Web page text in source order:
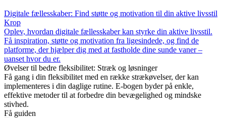
Digitale fællesskaber: Find støtte og motivation til din aktive livsstil
Krop
Oplev, hvordan digitale fællesskaber kan styrke din aktive livsstil.
Få inspiration, støtte og motivation fra ligesindede, og find de
platforme, der hjælper dig med at fastholde dine sunde vaner –
uanset hvor du er.
Øvelser til bedre fleksibilitet: Stræk og løsninger
Få gang i din fleksibilitet med en række strækøvelser, der kan
implementeres i din daglige rutine. E-bogen byder på enkle,
effektive metoder til at forbedre din bevægelighed og mindske
stivhed.
Få guiden